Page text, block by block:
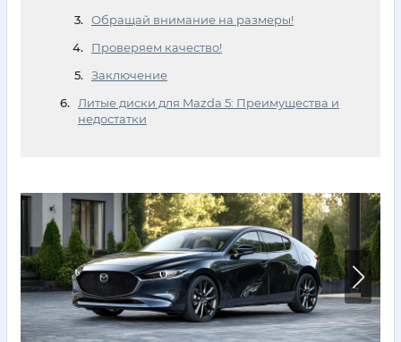
Обращай внимание на размеры!
Проверяем качество!
Заключение
Литые диски для Mazda 5: Преимущества и
недостатки